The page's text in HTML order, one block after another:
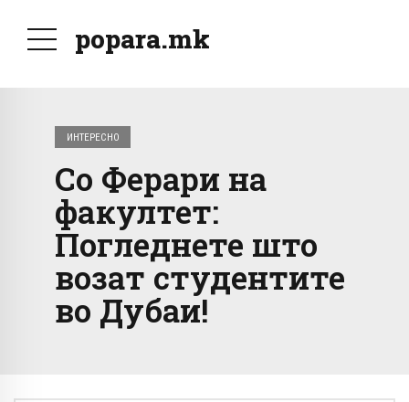
popara.mk
ИНТЕРЕСНО
Со Ферари на
факултет:
Погледнете што
возат студентите
во Дубаи!